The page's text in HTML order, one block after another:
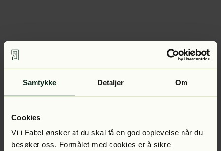
Samtykke Detaljer Om
Cookies
Vi i Fabel ønsker at du skal få en god opplevelse når du
besøker oss. Formålet med cookies er å sikre